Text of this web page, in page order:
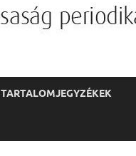
TARTALOMJEGYZÉKEK